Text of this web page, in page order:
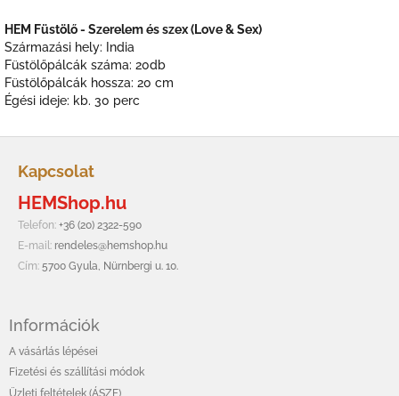
HEM Füstölő - Szerelem és szex (Love & Sex)
Származási hely: India
Füstölőpálcák száma: 20db
Füstölőpálcák hossza: 20 cm
Égési ideje: kb. 30 perc
Kapcsolat
HEMShop.hu
Telefon: +36 (20) 2322-590
E-mail: rendeles@hemshop.hu
Cím: 5700 Gyula, Nürnbergi u. 10.
Információk
A vásárlás lépései
Fizetési és szállítási módok
Üzleti feltételek (ÁSZF)